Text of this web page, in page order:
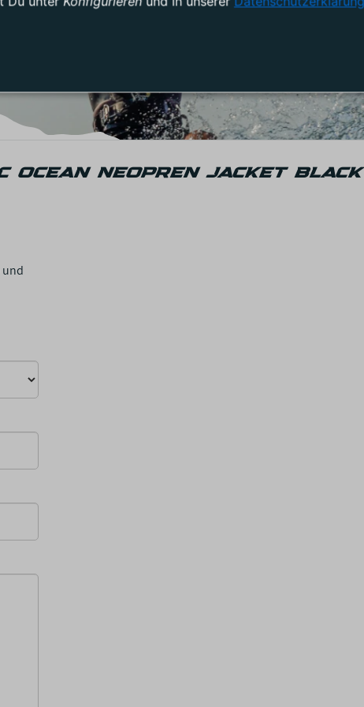
OCEAN NEOPREN JACKET BLACK
und